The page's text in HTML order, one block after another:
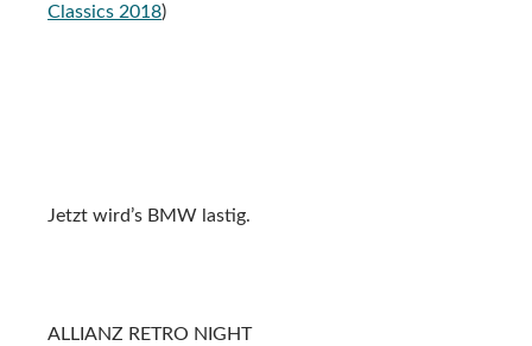
Classics 2018)
Jetzt wird’s BMW lastig.
ALLIANZ RETRO NIGHT